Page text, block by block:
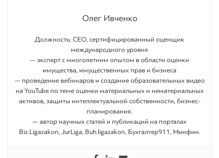
Олег Ивченко
Должность: СEO, сертифицированный оценщик
международного уровня
— эксперт с многолетним опытом в области оценки
имущества, имущественных прав и бизнеса
— проведение вебинаров и создание образовательных видео
на YouTube по теме оценки материальных и нематериальных
активов, защиты интеллектуальной собственности, бизнес-
планирования.
— автор научных статей и публикаций на порталах
Biz.Ligazakon, JurLiga, Buh.ligazakon, Бухгалтер911, Минфин.